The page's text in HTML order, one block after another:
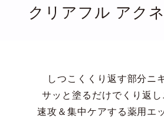
クリアフル アク
しつこくくり返す部分ニ
サッと塗るだけでくり返
速攻＆集中ケアする薬用エ